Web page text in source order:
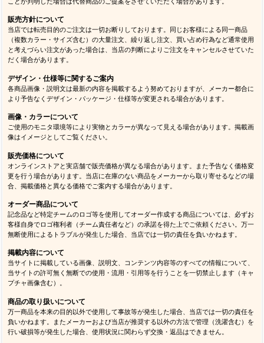
販売方針について
当店では転売目的のご注文は一切お断りしております。同じお客様による同一商品
（複数カラー・サイズ含む）の大量注文、繰り返し注文、買い占め行為など通常使用
と考えづらい注文があった場合は、当店の判断によりご注文をキャンセルさせていた
だく場合があります。
デザイン・仕様等に関するご案内
各商品画像・説明文は最新の内容を掲載するよう努めておりますが、メーカー都合に
より予告なくデザイン・パッケージ・仕様等が変更される場合があります。
画像・カラーについて
ご使用のモニタ環境等により実物とカラーが異なって見える場合があります。掲載画
像はイメージとしてご覧ください。
販売価格について
オンラインストアと実店舗で販売価格が異なる場合があります。また予告なく価格変
更を行う場合があります。当店に在庫のない商品をメーカーから取り寄せるなどの場
合、掲載価格と異なる価格でご案内する場合があります。
オーダー商品について
記念品など特定チームのロゴ等を使用してオーダー作成する商品については、必ずお
客様自身でロゴ権利者（チーム責任者など）の承諾を得た上でご依頼ください。万一
無断使用によるトラブルが発生した場合、当店では一切の責任を負いかねます。
掲載内容について
当サイトに掲載している画像、説明文、コンテンツ内容等のすべての情報について、
当サイトの許可無く無断での使用・流用・引用等を行うことを一切禁止します（キャ
プチャ画像含む）。
商品の取り扱いについて
万一商品を本来の目的以外で使用して事故等が発生した場合、当店では一切の責任を
負いかねます。またメーカーおよび当店が推奨する以外の方法で管理（洗濯含む）を
行い破損等が発生した場合、使用状況に関わらず交換・返品はできません。